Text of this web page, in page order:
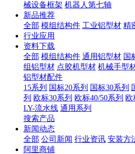
械设备框架 机器人第七轴
新品推荐
全部 模组结构件 工业铝型材 精
行业应用
资料下载
全部 模组结构件 通用铝型材 国
组铝型材 点胶机型材 机械手型
铝型材配件
15系列 国标20系列 国标30系列
列 欧标30系列 欧标40/50系列 欧
LY-流水线 通用系列
搜索产品
新闻动态
全部 公司新闻 行业资讯 安装方
阿里商铺